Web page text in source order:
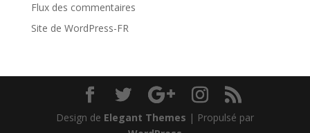
Flux des commentaires
Site de WordPress-FR
Design de Elegant Themes | Propulsé par